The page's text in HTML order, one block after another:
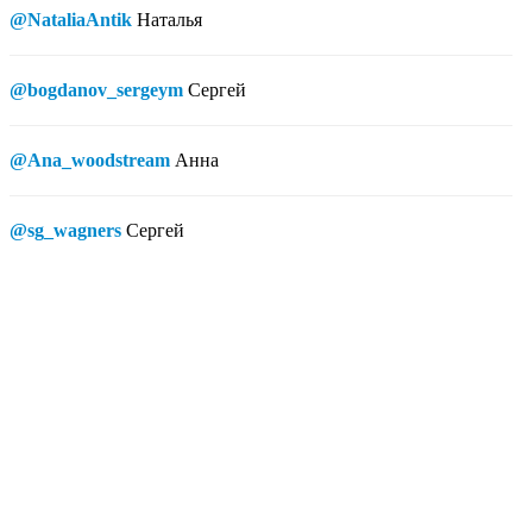
@NataliaAntik Наталья
@bogdanov_sergeym Сергей
@Ana_woodstream Анна
@sg_wagners Сергей